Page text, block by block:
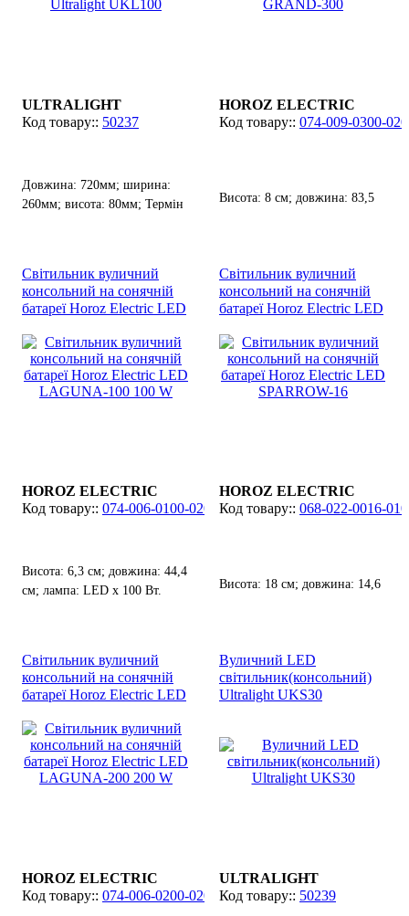
ULTRALIGHT
50237
Довжина: 720мм; ширина:
260мм; висота: 80мм; Термін
HOROZ ELECTRIC
074-009-0300-020
Висота: 8 см; довжина: 83,5
Світильник вуличний
консольний на сонячній
батареї Horoz Electric LED
HOROZ ELECTRIC
074-006-0100-020
Висота: 6,3 см; довжина: 44,4
см; лампа: LED х 100 Вт.
Світильник вуличний
консольний на сонячній
батареї Horoz Electric LED
HOROZ ELECTRIC
068-022-0016-010
Висота: 18 см; довжина: 14,6
Світильник вуличний
консольний на сонячній
батареї Horoz Electric LED
HOROZ ELECTRIC
074-006-0200-020
Вуличний LED
світильник(консольний)
Ultralight UKS30
ULTRALIGHT
50239